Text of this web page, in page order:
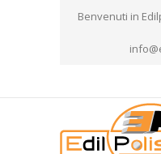
Benvenuti in